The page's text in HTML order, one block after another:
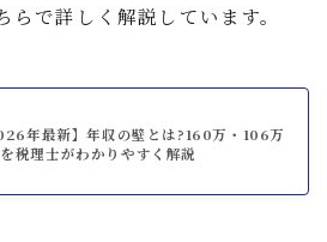
で詳しく解説しています。
年最新】年収の壁とは?160万・106万
税理士がわかりやすく解説